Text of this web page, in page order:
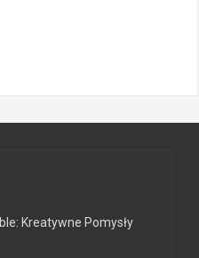
Kreatywne Pomysły